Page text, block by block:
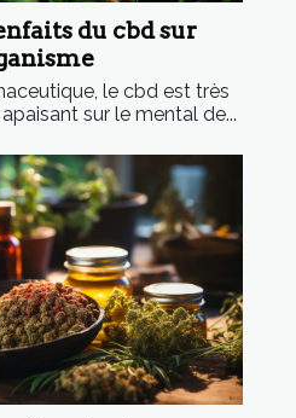
du cbd sur
le cbd est très
sur le mental de...